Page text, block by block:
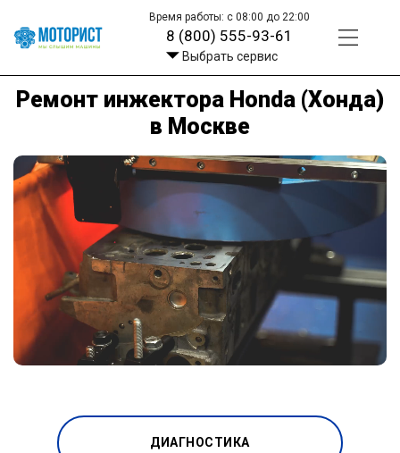
Время работы: с 08:00 до 22:00
8 (800) 555-93-61
Выбрать сервис
Ремонт инжектора Honda (Хонда)
в Москве
ДИАГНОСТИКА